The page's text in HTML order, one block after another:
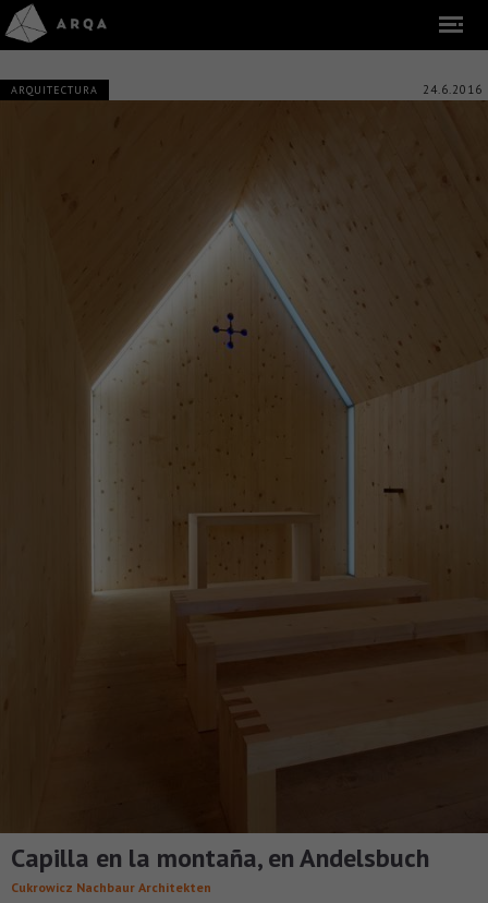
ARQUITECTURA 24.6.2016
Capilla en la montaña, en Andelsbuch
Cukrowicz Nachbaur Architekten